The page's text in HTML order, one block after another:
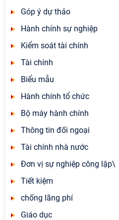
Góp ý dự thảo
Hành chính sự nghiệp
Kiểm soát tài chính
Tài chính
Biểu mẫu
Hành chính tổ chức
Bộ máy hành chính
Thông tin đối ngoại
Tài chính nhà nước
Đơn vị sự nghiệp công lập\
Tiết kiệm
chống lãng phí
Giáo dục